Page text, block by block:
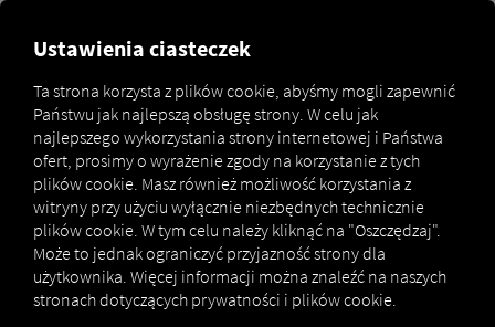
Uwierzytelnianie
dwuskładnikowe
W tym przewodniku wyjaśnimy, jak włączyć
uwierzytelnianie dwuskładnikowe, które spowoduje
konieczność podania kodu numerycznego przy
logowaniu.
Tak się to aktywuje
Ustawienia ciasteczek
Ta strona korzysta z plików cookie, abyśmy mogli zapewnić
Państwu jak najlepszą obsługę strony. W celu jak
najlepszego wykorzystania strony internetowej i Państwa
ofert, prosimy o wyrażenie zgody na korzystanie z tych
plików cookie. Masz również możliwość korzystania z
witryny przy użyciu wyłącznie niezbędnych technicznie
plików cookie. W tym celu należy kliknąć na "Oszczędzaj".
Może to jednak ograniczyć przyjazność strony dla
użytkownika. Więcej informacji można znaleźć na naszych
stronach dotyczących prywatności i plików cookie.